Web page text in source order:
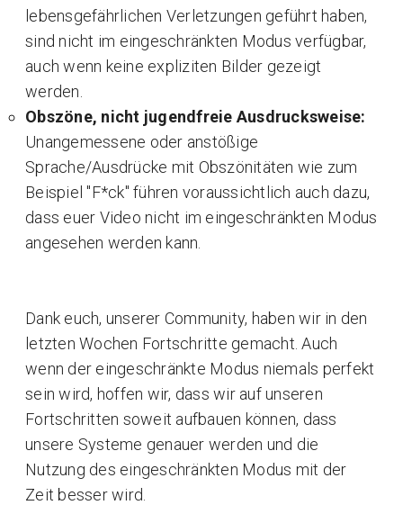
lebensgefährlichen Verletzungen geführt haben,
sind nicht im eingeschränkten Modus verfügbar,
auch wenn keine expliziten Bilder gezeigt
werden.
Obszöne, nicht jugendfreie Ausdrucksweise:
Unangemessene oder anstößige
Sprache/Ausdrücke mit Obszönitäten wie zum
Beispiel "F*ck" führen voraussichtlich auch dazu,
dass euer Video nicht im eingeschränkten Modus
angesehen werden kann.
Dank euch, unserer Community, haben wir in den
letzten Wochen Fortschritte gemacht. Auch
wenn der eingeschränkte Modus niemals perfekt
sein wird, hoffen wir, dass wir auf unseren
Fortschritten soweit aufbauen können, dass
unsere Systeme genauer werden und die
Nutzung des eingeschränkten Modus mit der
Zeit besser wird.